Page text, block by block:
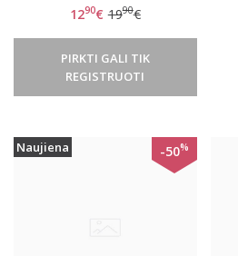
BeeCasual IA 3180 W
1290€ 1990€
PIRKTI GALI TIK
REGISTRUOTI
Naujiena -50%